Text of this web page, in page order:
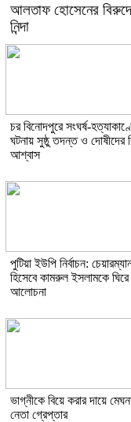
আলতাফ হোসেনের
নিন্দা
চর বিনোদপুরে সংঘর্ষ-
ঘটনায় সুষ্ঠু তদন্ত ও দোষীদের
আশ্বাস
পুটিয়া ইউপি নির্বাচন:
হিসেবে কামরুল ইসলামকে ঘিরে
আলোচনা
ভাগ্নীকে বিয়ে করার দায়ে
নেতা গ্রেপ্তার